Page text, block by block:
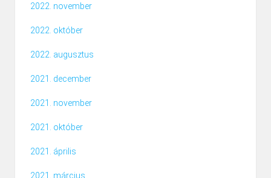
2022. november
2022. október
2022. augusztus
2021. december
2021. november
2021. október
2021. április
2021. március